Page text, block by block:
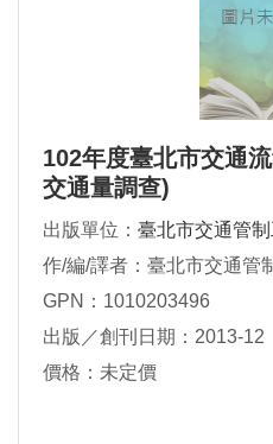
102年度臺北市交通
交通量調查)
出版單位： 臺北市交通管
作/編/譯者：臺北市交通管
GPN：1010203496
出版／創刊日期：2013-12
價格：未定價